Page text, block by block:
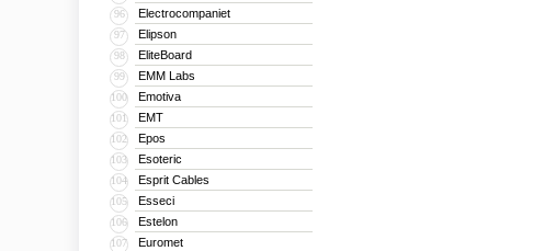
96 Electrocompaniet
97 Elipson
98 EliteBoard
99 EMM Labs
100 Emotiva
101 EMT
102 Epos
103 Esoteric
104 Esprit Cables
105 Esseci
106 Estelon
107 Euromet